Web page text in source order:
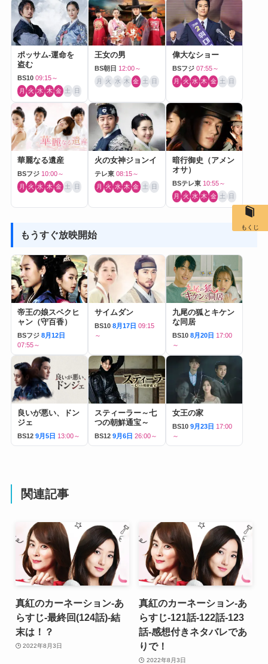
ポッサム-運命を
盗む
BS10 09:15～
月 火 水 木 金 土 日
王女の男
BS朝日 12:00～
月 火 水 木 金 土 日
偉大なショー
BSフジ 07:55～
月 火 水 木 金 土 日
華麗なる遺産
BSフジ 10:00～
月 火 水 木 金 土 日
火の女神ジョンイ
テレ東 08:15～
月 火 水 木 金 土 日
暗行御史（アメン
オサ）
BSテレ東 10:55～
月 火 水 木 金 土 日
もうすぐ放映開始
帝王の娘スベクヒ
ャン（守百香）
BSフジ 8月12日
07:55～
サイムダン
BS10 8月17日 09:15
～
九尾の狐とキケン
な同居
BS10 8月20日 17:00
～
良いが悪い、ドン
ジェ
BS12 9月5日 13:00～
スティーラー～七
つの朝鮮通宝～
BS12 9月6日 26:00～
女王の家
BS10 9月23日 17:00
～
関連記事
真紅のカーネーション-あ
らすじ-最終回(124話)-結
末は！？
2022年8月3日
真紅のカーネーション-あ
らすじ-121話-122話-123
話-感想付きネタバレであ
りで！
2022年8月3日
もくじ